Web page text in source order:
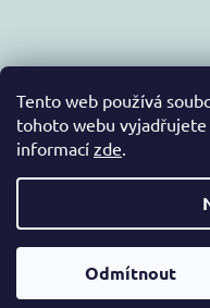
Tento web používá
tohoto webu vyjadřujete
informací zde.
Odmítnout
Copyright 2026